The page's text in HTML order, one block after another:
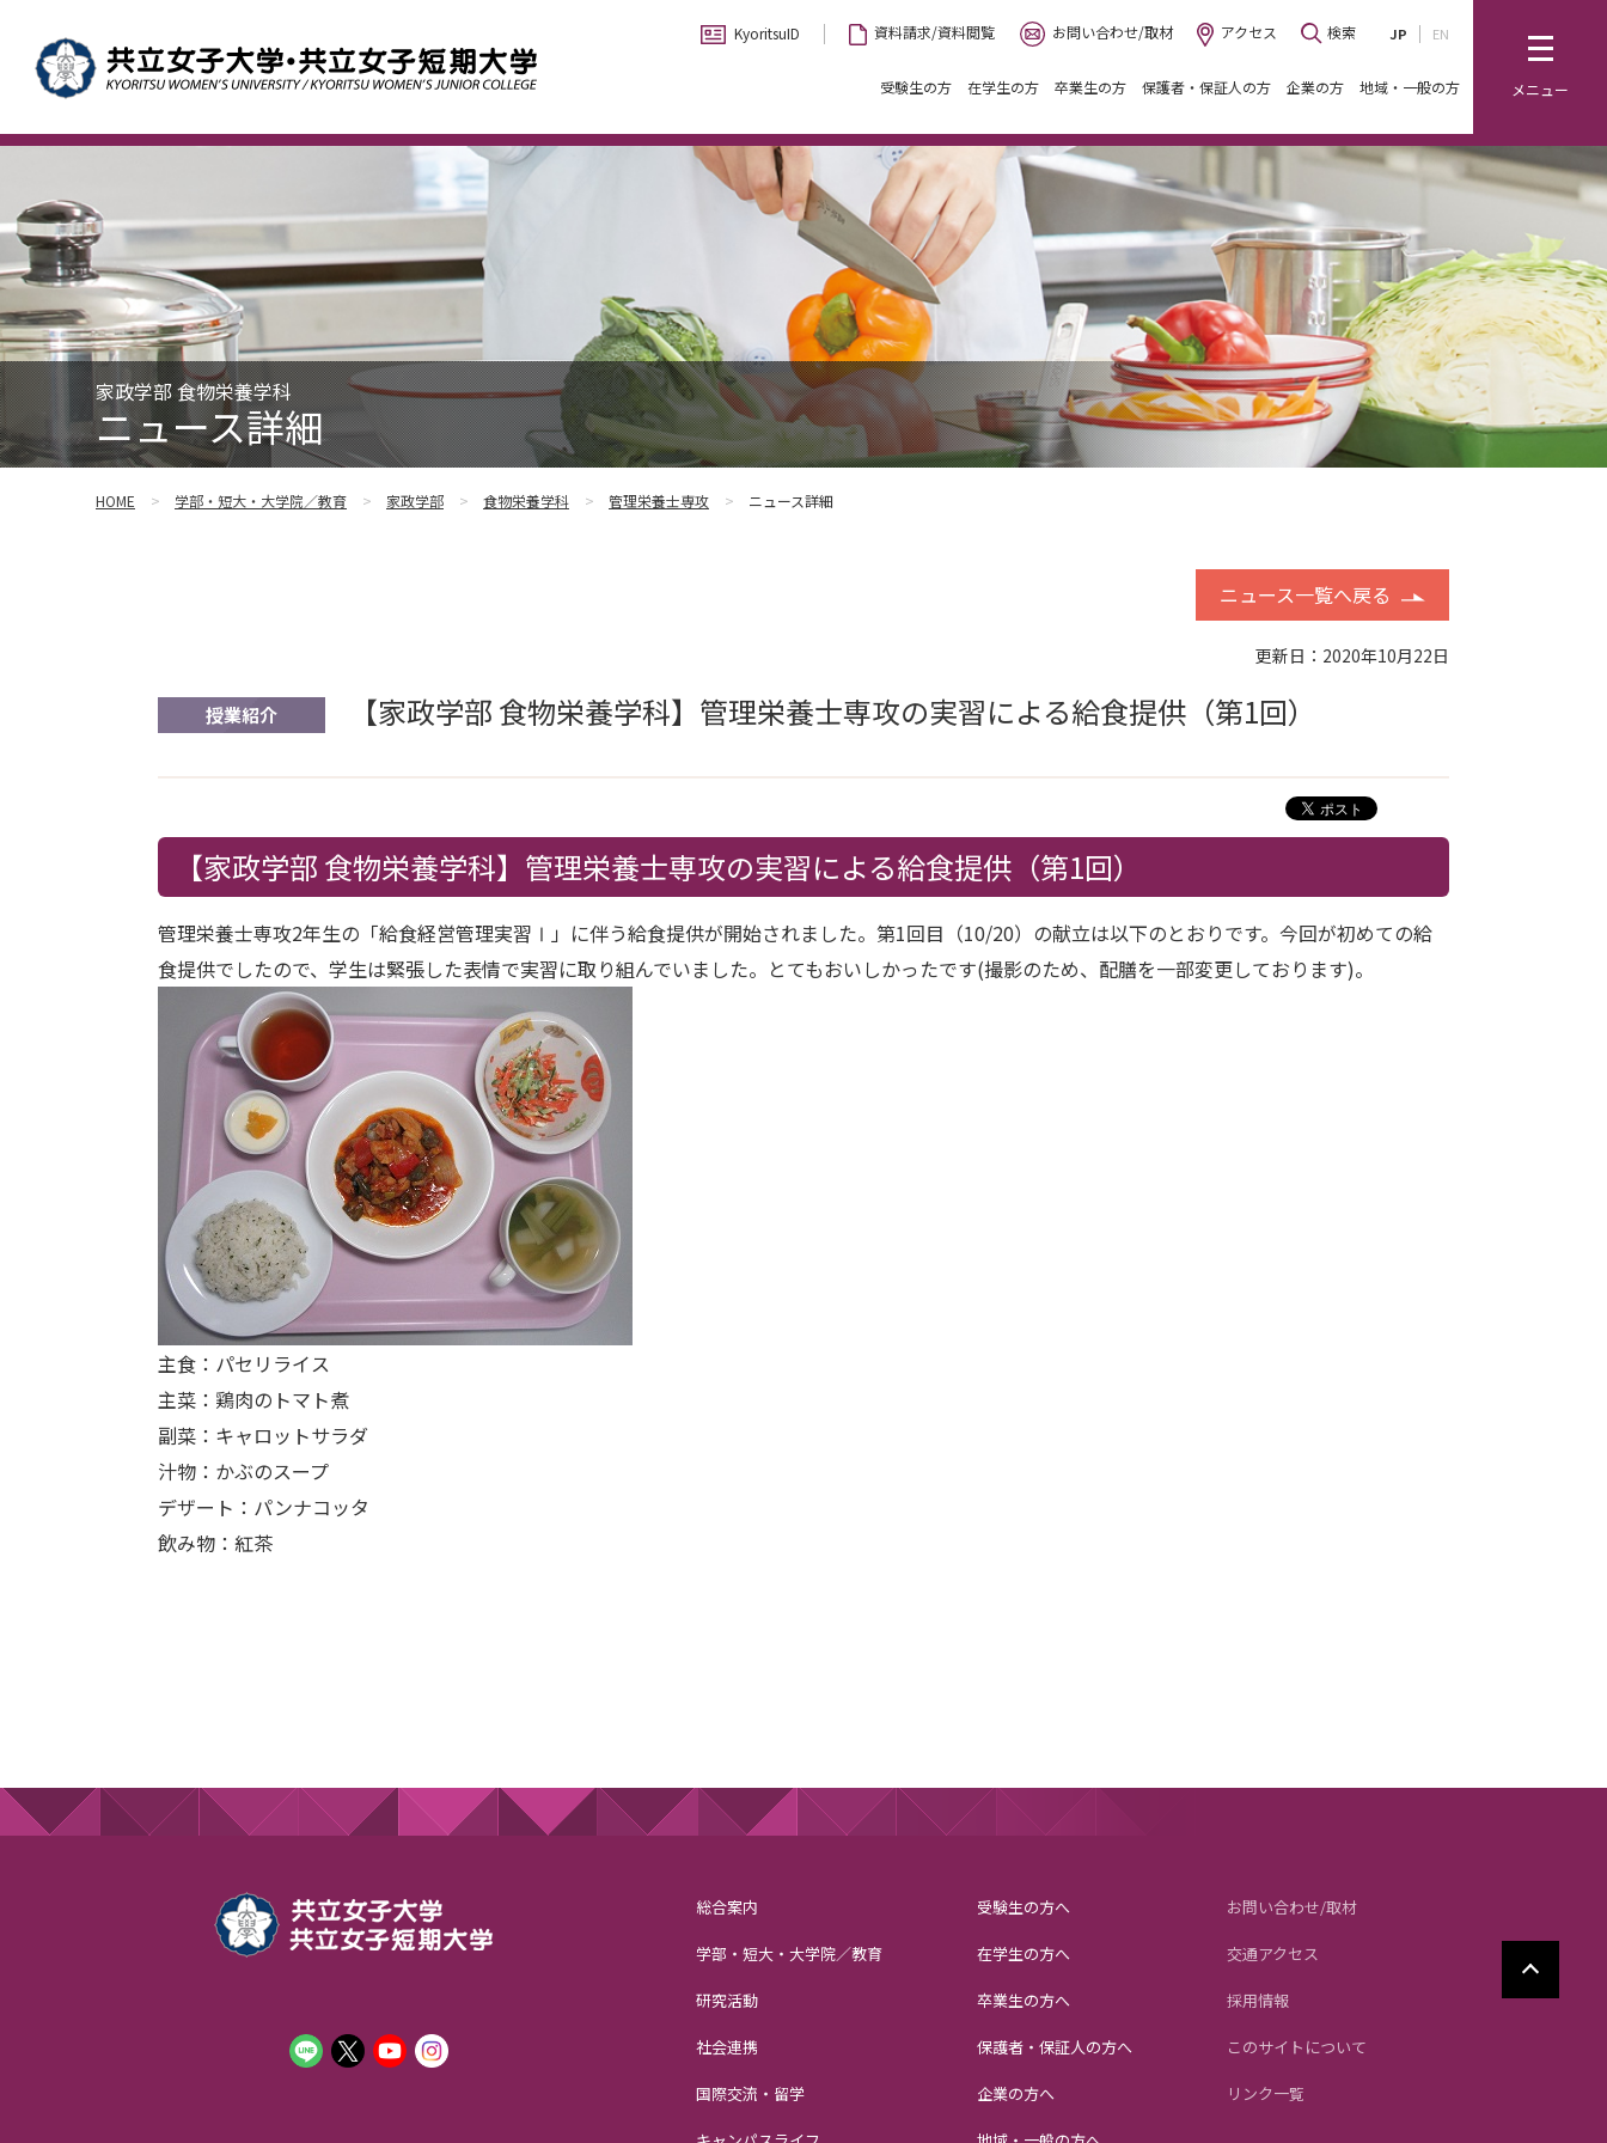
メニュー
検索 JP EN
KyoritsuID 資料請求/資料閲覧 お問い合わせ/取材 アクセス
受験生の方 在学生の方 卒業生の方 保護者・保証人の方 企業の方 地域・一般の方
家政学部 食物栄養学科
ニュース詳細
HOME 学部・短大・大学院／教育 家政学部 食物栄養学科 管理栄養士専攻 ニュース詳細
ニュース一覧へ戻る
更新日：2020年10月22日
授業紹介 【家政学部 食物栄養学科】管理栄養士専攻の実習による給食提供（第1回）
【家政学部 食物栄養学科】管理栄養士専攻の実習による給食提供（第1回）
管理栄養士専攻2年生の「給食経営管理実習Ⅰ」に伴う給食提供が開始されました。第1回目（10/20）の献立は以下のとおりです。今回が初めての給
食提供でしたので、学生は緊張した表情で実習に取り組んでいました。とてもおいしかったです(撮影のため、配膳を一部変更しております)。
主食：パセリライス
主菜：鶏肉のトマト煮
副菜：キャロットサラダ
汁物：かぶのスープ
デザート：パンナコッタ
飲み物：紅茶
総合案内
学部・短大・大学院／教育
研究活動
社会連携
国際交流・留学
受験生の方へ
在学生の方へ
卒業生の方へ
保護者・保証人の方へ
企業の方へ
お問い合わせ/取材
交通アクセス
採用情報
このサイトについて
リンク一覧